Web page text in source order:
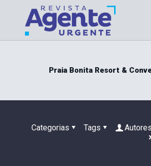
Praia Bonita Resort &
Categorias Tags
Autores